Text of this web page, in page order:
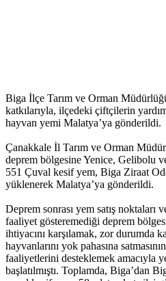
Biga İlçe Tarım ve Orman
katkılarıyla, ilçedeki çiftçilerin
hayvan yemi Malatya’ya gönderildi.
Çanakkale İl Tarım ve Orman
deprem bölgesine Yenice, Gelibolu
551 Çuval kesif yem, Biga Ziraat
yüklenerek Malatya’ya gönderildi.
Deprem sonrası yem satış noktaları
faaliyet gösteremediği deprem
ihtiyacını karşılamak, zor durumda
hayvanlarını yok pahasına
faaliyetlerini desteklemek amacıyla
başlatılmıştı. Toplamda, Biga’dan